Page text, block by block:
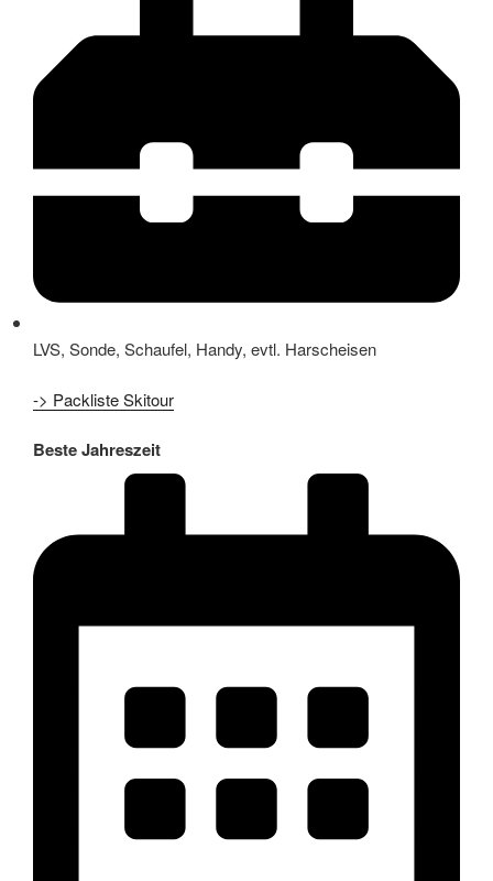
LVS, Sonde, Schaufel, Handy, evtl. Harscheisen
-> Packliste Skitour
Beste Jahreszeit